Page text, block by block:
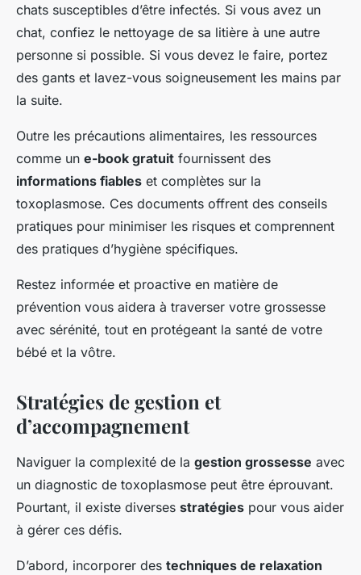
chats susceptibles d’être infectés. Si vous avez un
chat, confiez le nettoyage de sa litière à une autre
personne si possible. Si vous devez le faire, portez
des gants et lavez-vous soigneusement les mains par
la suite.
Outre les précautions alimentaires, les ressources
comme un e-book gratuit fournissent des
informations fiables et complètes sur la
toxoplasmose. Ces documents offrent des conseils
pratiques pour minimiser les risques et comprennent
des pratiques d’hygiène spécifiques.
Restez informée et proactive en matière de
prévention vous aidera à traverser votre grossesse
avec sérénité, tout en protégeant la santé de votre
bébé et la vôtre.
Stratégies de gestion et
d’accompagnement
Naviguer la complexité de la gestion grossesse avec
un diagnostic de toxoplasmose peut être éprouvant.
Pourtant, il existe diverses stratégies pour vous aider
à gérer ces défis.
D’abord, incorporer des techniques de relaxation